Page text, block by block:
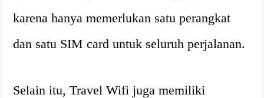
karena hanya memerlukan satu perangkat
dan satu SIM card untuk seluruh perjalanan.
Selain itu, Travel Wifi juga memiliki